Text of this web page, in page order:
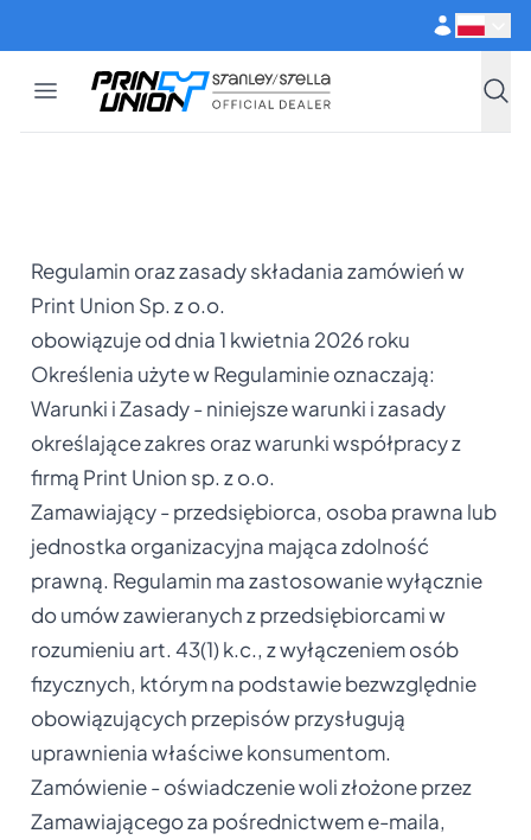
Open menu
Print Union Stanley/Stella
Regulamin oraz zasady składania zamówień w
Print Union Sp. z o.o.
obowiązuje od dnia 1 kwietnia 2026 roku
Określenia użyte w Regulaminie oznaczają:
Warunki i Zasady - niniejsze warunki i zasady
określające zakres oraz warunki współpracy z
firmą Print Union sp. z o.o.
Zamawiający - przedsiębiorca, osoba prawna lub
jednostka organizacyjna mająca zdolność
prawną. Regulamin ma zastosowanie wyłącznie
do umów zawieranych z przedsiębiorcami w
rozumieniu art. 43(1) k.c., z wyłączeniem osób
fizycznych, którym na podstawie bezwzględnie
obowiązujących przepisów przysługują
uprawnienia właściwe konsumentom.
Zamówienie - oświadczenie woli złożone przez
Zamawiającego za pośrednictwem e-maila,